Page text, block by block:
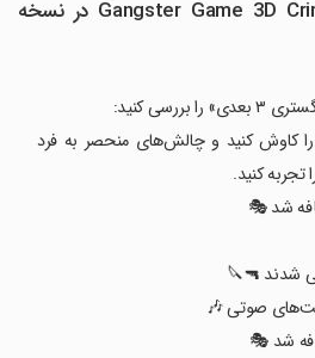
تغییرات بازی Gangster Game 3D Crime Game در نسخه
کنید:
کاوش کنید و چالش‌های منحصر به فرد
کنید.
شد 🎭
شدند 🔫🔪
شد 🎭